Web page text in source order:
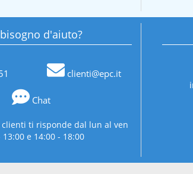
d'aiuto?
clienti@epc.it
Chat
ti risponde dal lun al ven
13:00 e 14:00 - 18:00